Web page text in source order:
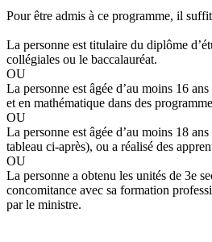
Pour être admis à ce programme, il
La personne est titulaire du diplôme
collégiales ou le baccalauréat.
OU
La personne est âgée d’au moins 16
et en mathématique dans des
OU
La personne est âgée d’au moins 18
tableau ci-après), ou a réalisé des
OU
La personne a obtenu les unités de 3e
concomitance avec sa formation
par le ministre.